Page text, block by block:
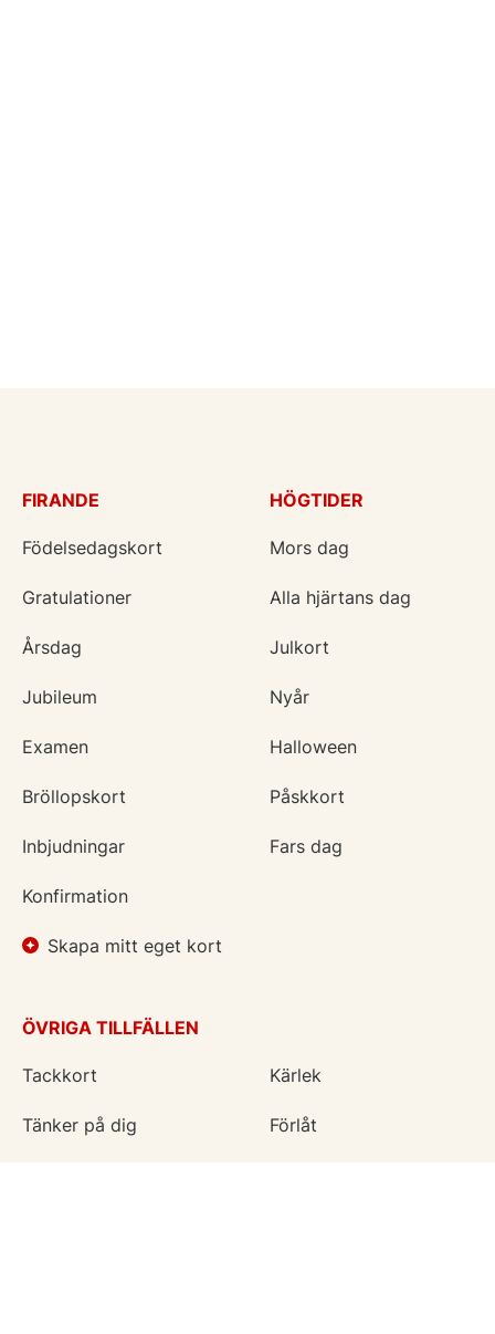
FIRANDE
Födelsedagskort
Gratulationer
Årsdag
Jubileum
Examen
Bröllopskort
Inbjudningar
Konfirmation
Skapa mitt eget kort
HÖGTIDER
Mors dag
Alla hjärtans dag
Julkort
Nyår
Halloween
Påskkort
Fars dag
ÖVRIGA TILLFÄLLEN
Tackkort Kärlek
Tänker på dig Förlåt